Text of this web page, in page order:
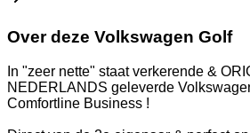
Over deze Volkswagen Golf
In "zeer nette" staat verkerende &
NEDERLANDS geleverde
Comfortline Business !